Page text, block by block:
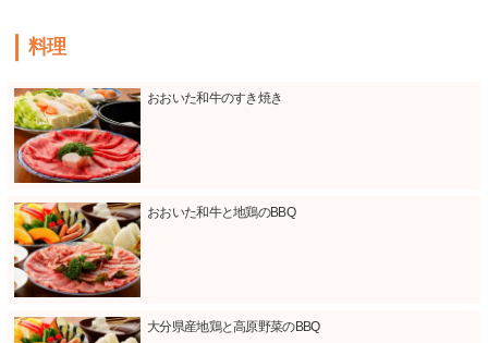
料理
おおいた和牛のすき焼き
おおいた和牛と地鶏のBBQ
大分県産地鶏と高原野菜のBBQ